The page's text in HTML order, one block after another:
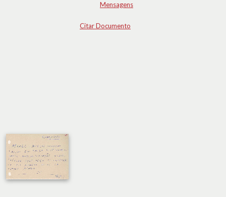
Mensagens
Citar Documento